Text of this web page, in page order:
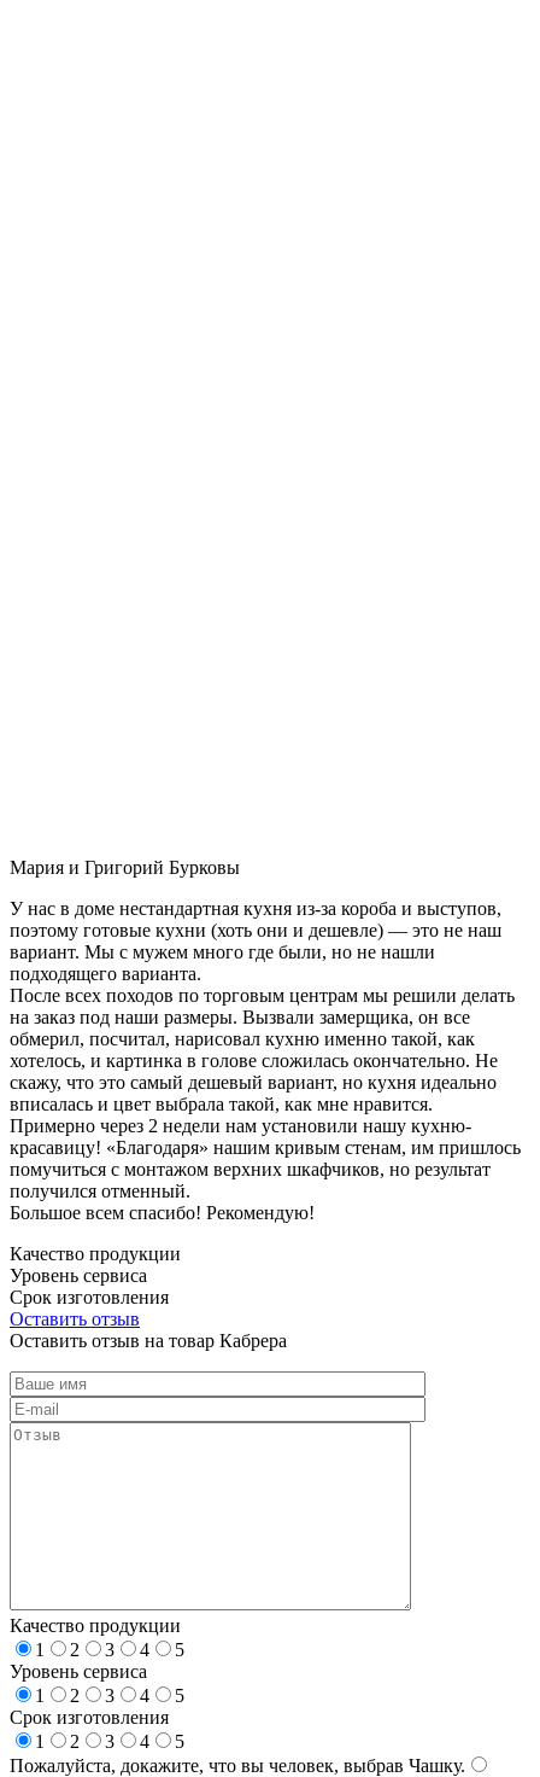
Мария и Григорий Бурковы
У нас в доме нестандартная кухня из-за короба и выступов,
поэтому готовые кухни (хоть они и дешевле) — это не наш
вариант. Мы с мужем много где были, но не нашли
подходящего варианта.
После всех походов по торговым центрам мы решили делать
на заказ под наши размеры. Вызвали замерщика, он все
обмерил, посчитал, нарисовал кухню именно такой, как
хотелось, и картинка в голове сложилась окончательно. Не
скажу, что это самый дешевый вариант, но кухня идеально
вписалась и цвет выбрала такой, как мне нравится.
Примерно через 2 недели нам установили нашу кухню-
красавицу! «Благодаря» нашим кривым стенам, им пришлось
помучиться с монтажом верхних шкафчиков, но результат
получился отменный.
Большое всем спасибо! Рекомендую!
Качество продукции
Уровень сервиса
Срок изготовления
Оставить отзыв
Оставить отзыв на товар Кабрера
Качество продукции
1
2 3 4
5
Уровень сервиса
1
2 3 4
5
Срок изготовления
1
2 3 4
5
Пожалуйста, докажите, что вы человек, выбрав Чашку.